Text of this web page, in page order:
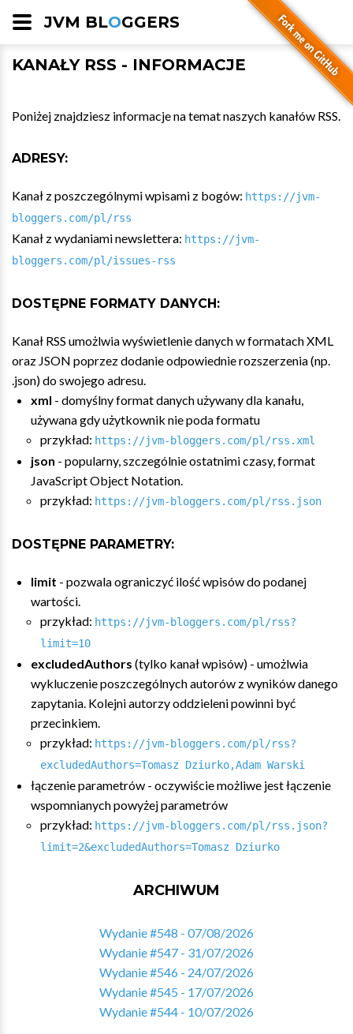
JVM BLOGGERS
KANAŁY RSS - INFORMACJE
Poniżej znajdziesz informacje na temat naszych kanałów RSS.
ADRESY:
Kanał z poszczególnymi wpisami z bogów: https://jvm-
bloggers.com/pl/rss
Kanał z wydaniami newslettera: https://jvm-
bloggers.com/pl/issues-rss
DOSTĘPNE FORMATY DANYCH:
Kanał RSS umożlwia wyświetlenie danych w formatach XML
oraz JSON poprzez dodanie odpowiednie rozszerzenia (np.
.json) do swojego adresu.
xml - domyślny format danych używany dla kanału,
używana gdy użytkownik nie poda formatu
przykład: https://jvm-bloggers.com/pl/rss.xml
json - popularny, szczególnie ostatnimi czasy, format
JavaScript Object Notation.
przykład: https://jvm-bloggers.com/pl/rss.json
DOSTĘPNE PARAMETRY:
limit - pozwala ograniczyć ilość wpisów do podanej
wartości.
przykład: https://jvm-bloggers.com/pl/rss?
limit=10
excludedAuthors (tylko kanał wpisów) - umożlwia
wykluczenie poszczególnych autorów z wyników danego
zapytania. Kolejni autorzy oddzieleni powinni być
przecinkiem.
przykład: https://jvm-bloggers.com/pl/rss?
excludedAuthors=Tomasz Dziurko,Adam Warski
łączenie parametrów - oczywiście możliwe jest łączenie
wspomnianych powyżej parametrów
przykład: https://jvm-bloggers.com/pl/rss.json?
limit=2&excludedAuthors=Tomasz Dziurko
ARCHIWUM
Wydanie #548 - 07/08/2026
Wydanie #547 - 31/07/2026
Wydanie #546 - 24/07/2026
Wydanie #545 - 17/07/2026
Wydanie #544 - 10/07/2026